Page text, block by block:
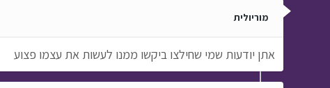
מוריולית
אתן יודעות שמי שחילצו ביקשו ממנו לעשות את עצמו פצוע